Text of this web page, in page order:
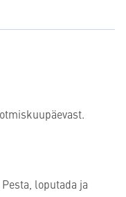
loputada ja